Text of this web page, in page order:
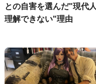
との自害を選んだ"現代
理解できない"理由